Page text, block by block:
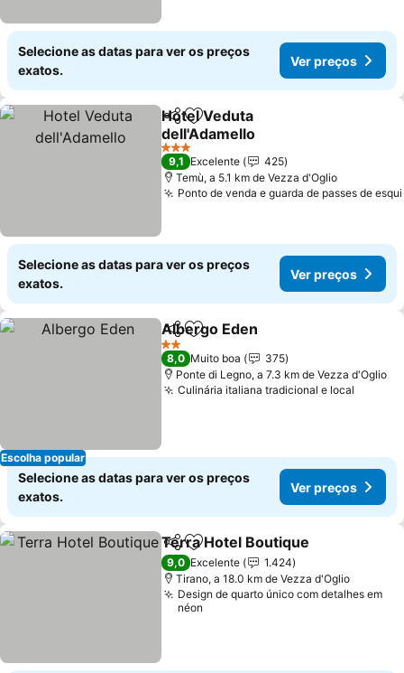
Selecione as datas para ver os preços
exatos.
Ver preços
PartilharAdicionar aos favoritos
Hotel Veduta
dell'Adamello
3 Estrelas
9,1 Excelente
425
Temù, a 5.1 km de Vezza d'Oglio
Ponto de venda e guarda de passes de esqui
Selecione as datas para ver os preços
exatos.
Ver preços
Escolha popular
PartilharAdicionar aos favoritos
Albergo Eden
2 Estrelas
8,0 Muito boa
375
Ponte di Legno, a 7.3 km de Vezza d'Oglio
Culinária italiana tradicional e local
Selecione as datas para ver os preços
exatos.
Ver preços
PartilharAdicionar aos favoritos
Terra Hotel Boutique
9,0 Excelente
1.424
Tirano, a 18.0 km de Vezza d'Oglio
Design de quarto único com detalhes em
néon